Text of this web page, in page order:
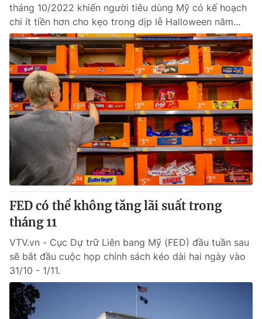
tháng 10/2022 khiến người tiêu dùng Mỹ có kế hoạch
chi ít tiền hơn cho kẹo trong dịp lễ Halloween năm...
FED có thể không tăng lãi suất trong
tháng 11
VTV.vn - Cục Dự trữ Liên bang Mỹ (FED) đầu tuần sau
sẽ bắt đầu cuộc họp chính sách kéo dài hai ngày vào
31/10 - 1/11.